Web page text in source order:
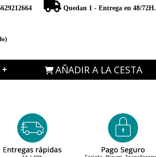
Quedan 1 - Entrega en 48/72H.
+ AÑADIR A LA CESTA